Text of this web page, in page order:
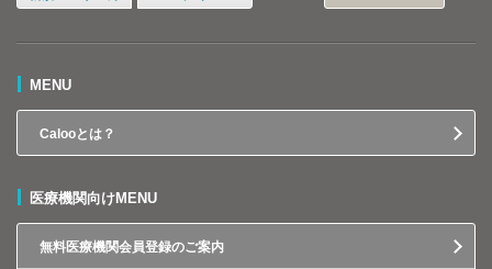
MENU
Calooとは？
医療機関向けMENU
無料医療機関会員登録のご案内